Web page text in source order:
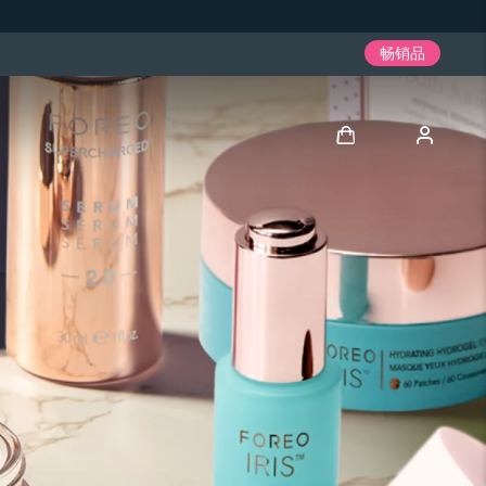
畅销品
用户信息
我的订单
我的地址
我的订阅